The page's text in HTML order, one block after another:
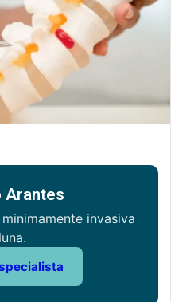
Arantes
invasiva